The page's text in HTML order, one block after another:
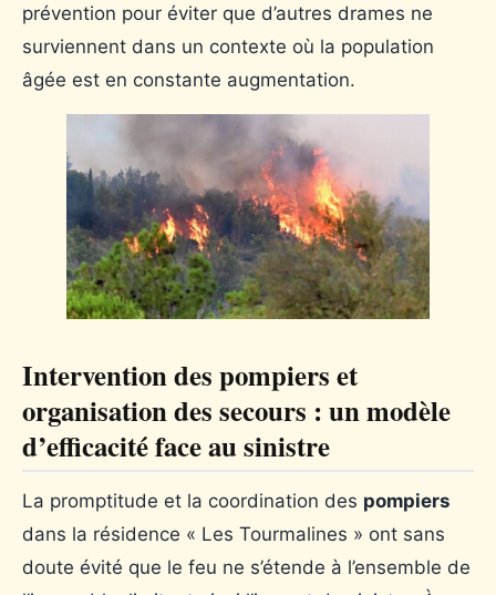
prévention pour éviter que d’autres drames ne
surviennent dans un contexte où la population
âgée est en constante augmentation.
Intervention des pompiers et
organisation des secours : un modèle
d’efficacité face au sinistre
La promptitude et la coordination des pompiers
dans la résidence « Les Tourmalines » ont sans
doute évité que le feu ne s’étende à l’ensemble de